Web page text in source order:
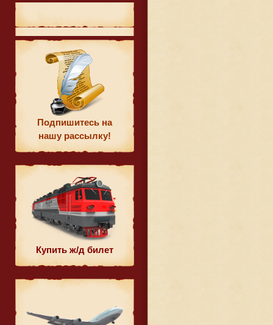
Подпишитесь на
нашу рассылку!
Купить ж/д билет